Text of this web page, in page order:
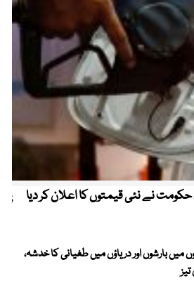
حکومت نے نئی قیمتوں کا اعلان کر دیا
گھنٹوں میں بارشوں اور دریاؤں میں طغیانی کا خدشہ،